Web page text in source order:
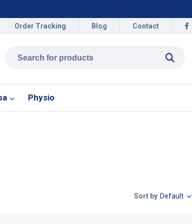
Order Tracking Blog Contact
Physio
Sort by Default